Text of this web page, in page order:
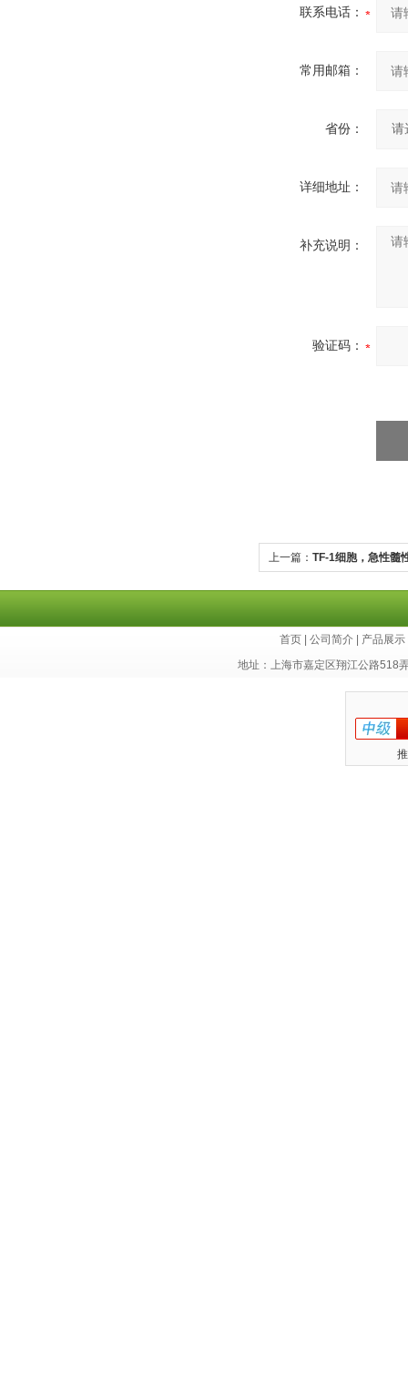
联系电话：
常用邮箱：
省份：
详细地址：
补充说明：
验证码：
上一篇： TF-1细胞，急性髓
首页 公司简介 产品展示
地址：上海市嘉定区翔江公路518